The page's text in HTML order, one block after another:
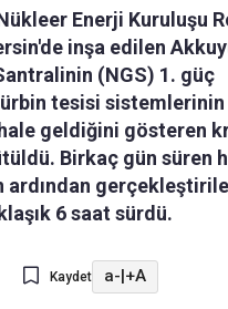
Enerji Kuruluşu
inşa edilen
(NGS) 1. güç
tesisi sistemlerinin
geldiğini gösteren
Birkaç gün süren
ardından
6 saat sürdü.
Kaydet a-|+A